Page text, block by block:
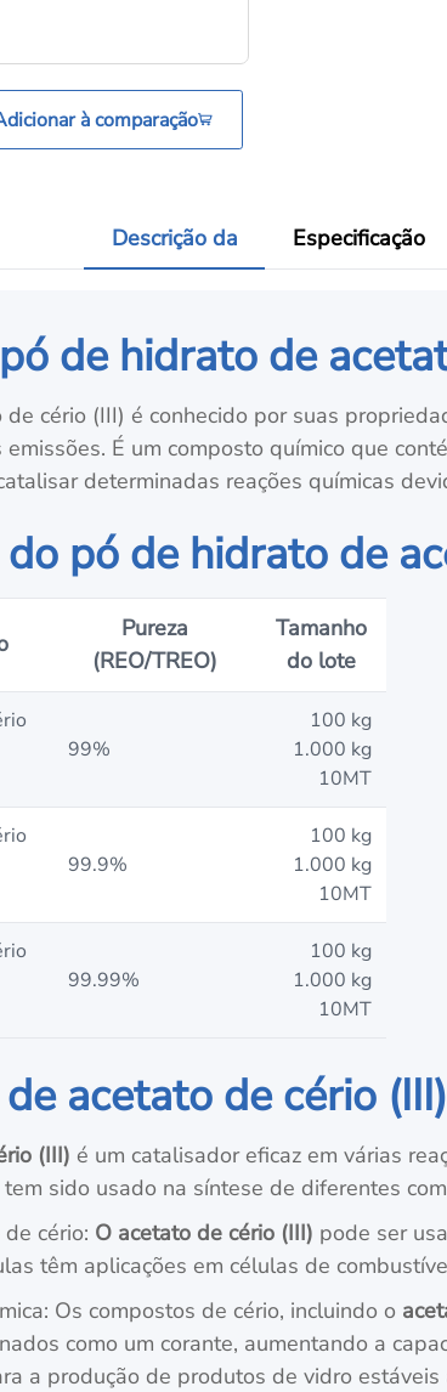
à comparação
Descrição da Especificação
de hidrato de
cério (III) é conhecido por suas
É um composto químico que
determinadas reações químicas
pó de hidrato de
Pureza
(REO/TREO)
Tamanho
do lote
99%
100 kg
1.000 kg
10MT
99.9%
100 kg
1.000 kg
10MT
99.99%
100 kg
1.000 kg
10MT
acetato de cério
(III) é um catalisador eficaz em várias
sido usado na síntese de diferentes
cério: O acetato de cério (III) pode ser
têm aplicações em células de
Os compostos de cério, incluindo o
como um corante, aumentando a
a produção de produtos de vidro estáveis